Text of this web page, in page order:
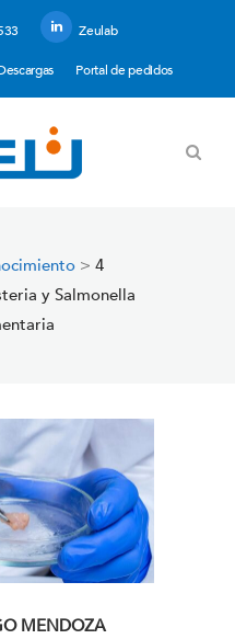
Zeulab
Portal de pedidos
> 4
y Salmonella
MENDOZA